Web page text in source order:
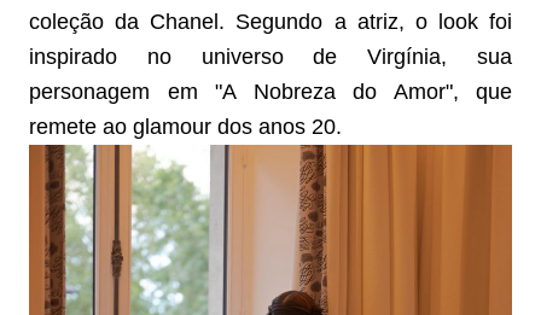
coleção da Chanel. Segundo a atriz, o look foi
inspirado no universo de Virgínia, sua
personagem em "A Nobreza do Amor", que
remete ao glamour dos anos 20.